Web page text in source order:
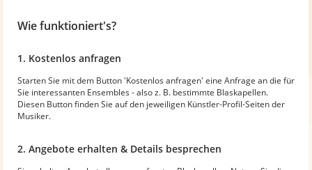
Wie funktioniert's?
1. Kostenlos anfragen
Starten Sie mit dem Button 'Kostenlos anfragen' eine Anfrage an die für
Sie interessanten Ensembles - also z. B. bestimmte Blaskapellen.
Diesen Button finden Sie auf den jeweiligen Künstler-Profil-Seiten der
Musiker.
2. Angebote erhalten & Details besprechen